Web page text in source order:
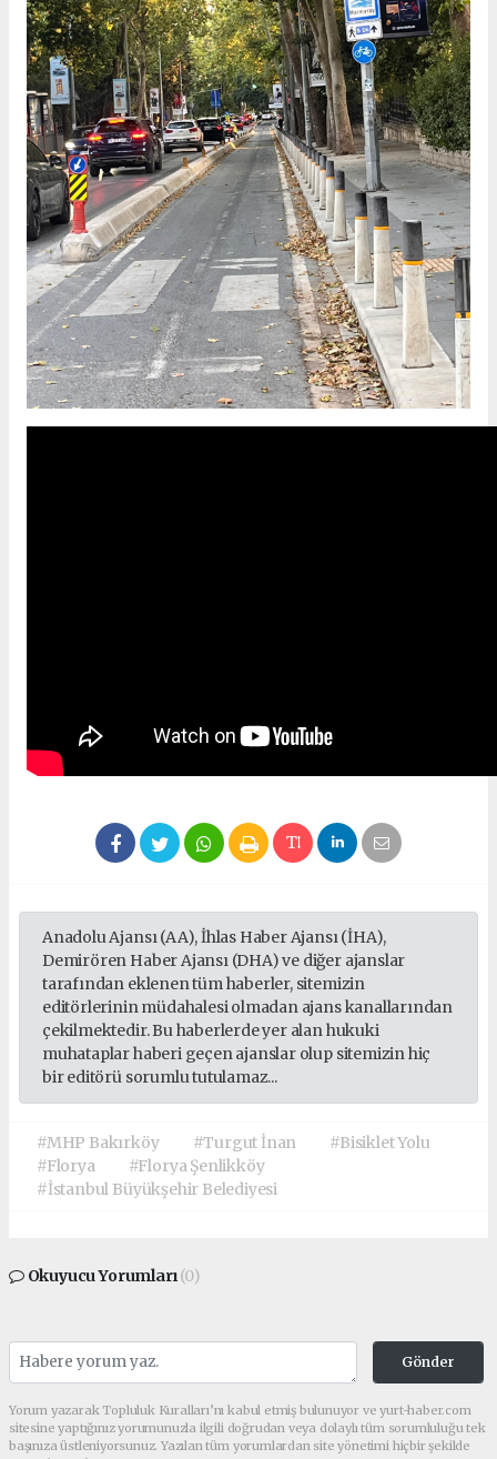
Anadolu Ajansı (AA), İhlas Haber Ajansı (İHA),
Demirören Haber Ajansı (DHA) ve diğer ajanslar
tarafından eklenen tüm haberler, sitemizin
editörlerinin müdahalesi olmadan ajans kanallarından
çekilmektedir. Bu haberlerde yer alan hukuki
muhataplar haberi geçen ajanslar olup sitemizin hiç
bir editörü sorumlu tutulamaz...
#MHP Bakırköy #Turgut İnan
#Bisiklet Yolu
#Florya
#Florya Şenlikköy
#İstanbul Büyükşehir Belediyesi
Okuyucu Yorumları(0)
Gönder
Yorum yazarak Topluluk Kuralları’nı kabul etmiş bulunuyor ve yurt-haber.com
sitesine yaptığınız yorumunuzla ilgili doğrudan veya dolaylı tüm sorumluluğu tek
başınıza üstleniyorsunuz. Yazılan tüm yorumlardan site yönetimi hiçbir şekilde